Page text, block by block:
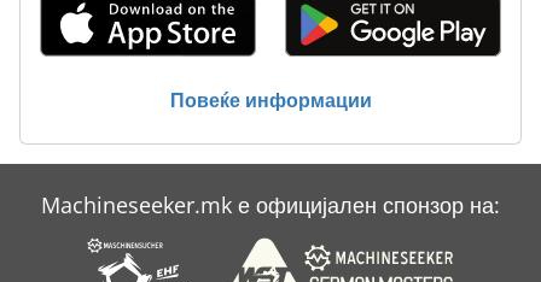
Index Ge 65
Kellenberger 600 U
Okuma Lu 15 M
Weiler Md 220
Повеќе информации
Machineseeker.mk е официјален спонзор на: